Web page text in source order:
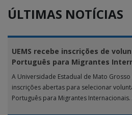
ÚLTIMAS NOTÍCIAS
UEMS recebe inscrições de
Português para Migrantes
A Universidade Estadual de Mato Grosso
inscrições abertas para selecionar
Português para Migrantes